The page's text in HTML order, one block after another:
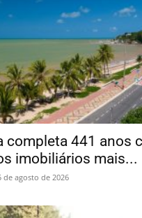
completa 441 anos
imobiliários mais...
de agosto de 2026